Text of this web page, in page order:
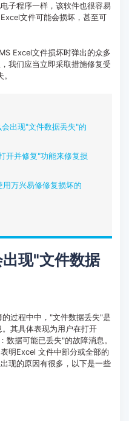
子程序一样，该软件也很容易
文件可能会损坏，甚至可
Excel文件损坏时弹出的众多
我们应当立即采取措施修复受
出现"文件数据丢失"的
开并修复"功能来修复损
万兴易修修复损坏的
现"文件数据
过程中中，"文件数据丢失"是
其具体表现为用户在打开
数据可能已丢失"的故障消息。
明Excel 文件中部分或全部的
现的原因有很多，以下是一些